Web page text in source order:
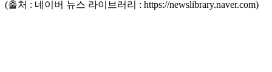
(출처 : 네이버 뉴스 라이브러리 : https://newslibrary.naver.com)